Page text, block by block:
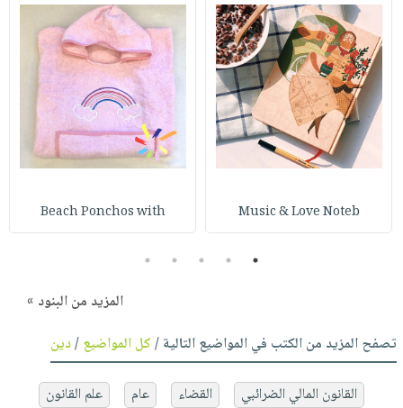
Music & Love Noteb
Beach Ponchos with
1
2
3
4
5
المزيد من البنود »
تصفح المزيد من الكتب في المواضيع التالية /كل المواضيع/دين
القانون المالي الضرائبي القضاء عام
علم القانون